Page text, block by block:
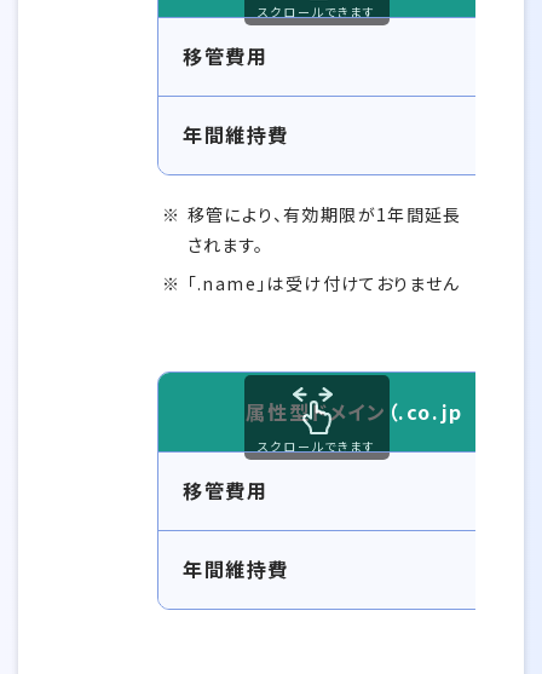
ドメイン移管時の移管費用と年間
移管費用
年間維持費
スクロールできます
移管により、有効期限が1年間延長
されます。
「.name」は受け付けておりません
ドメイン移管時の移管費用と年間
属性型ドメイン（
移管費用
年間維持費
スクロールできます